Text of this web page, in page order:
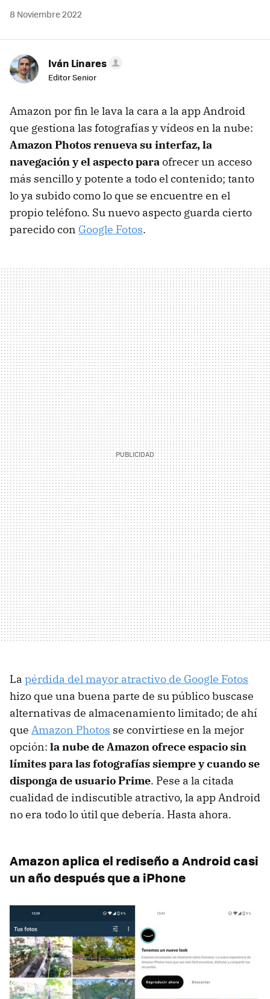
8 Noviembre 2022
Iván Linares
Editor Senior
Amazon por fin le lava la cara a la app Android
que gestiona las fotografías y vídeos en la nube:
Amazon Photos renueva su interfaz, la
navegación y el aspecto paraofrecer un acceso
más sencillo y potente a todo el contenido; tanto
lo ya subido como lo que se encuentre en el
propio teléfono. Su nuevo aspecto guarda cierto
parecido con Google Fotos.
La pérdida del mayor atractivo de Google Fotos
hizo que una buena parte de su público buscase
alternativas de almacenamiento limitado; de ahí
que Amazon Photos se convirtiese en la mejor
opción: la nube de Amazon ofrece espacio sin
límites para las fotografías siempre y cuando se
disponga de usuario Prime. Pese a la citada
cualidad de indiscutible atractivo, la app Android
no era todo lo útil que debería. Hasta ahora.
Amazon aplica el rediseño a Android casi
un año después que a iPhone